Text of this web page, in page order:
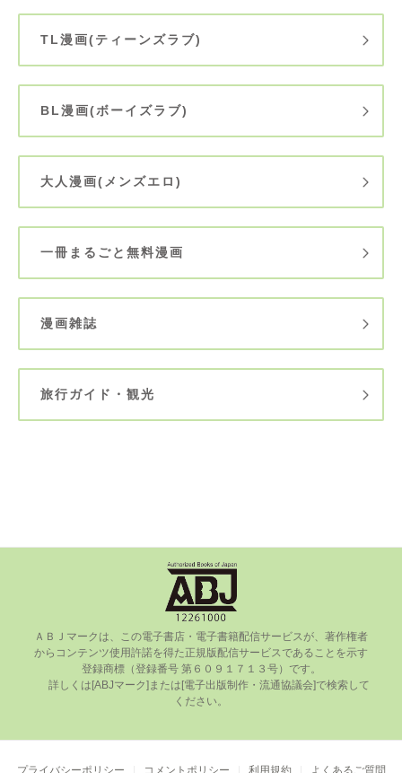
TL漫画(ティーンズラブ)
BL漫画(ボーイズラブ)
大人漫画(メンズエロ)
一冊まるごと無料漫画
漫画雑誌
旅行ガイド・観光
ＡＢＪマークは、この電⼦書店・電⼦書籍配信サービスが、著作権者
からコンテンツ使⽤許諾を得た正規版配信サービスであることを⽰す
登録商標（登録番号 第６０９１７１３号）です。
ください。
プライバシーポリシー コメントポリシー 利用規約 よくあるご質問